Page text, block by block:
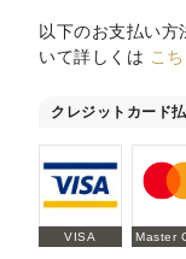
以下のお支払い
いて詳しくは こ
クレジットカード
VISA Master